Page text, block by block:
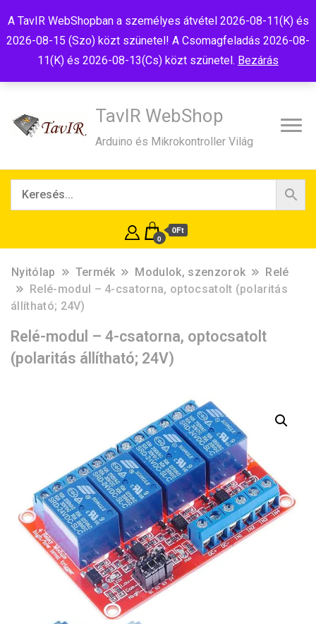
A TavIR WebShopban a személyes átvétel 2026-08-11(K) és
2026-08-15 (Szo) közt szünetel! A Csomagfeladás 2026-08-
11(K) és 2026-08-13(Cs) közt szünetel. Bezárás
TavIR WebShop
Arduino és Mikrokontroller Világ
0
0Ft
Nyitólap Termék Modulok, szenzorok
Relé
Relé-modul – 4-csatorna, optocsatolt (polaritás
állítható; 24V)
Relé-modul – 4-csatorna, optocsatolt
(polaritás állítható; 24V)